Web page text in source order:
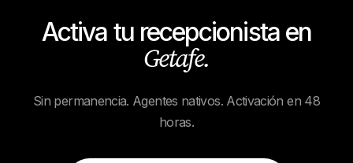
Activa tu recepcionista en
Getafe.
Sin permanencia. Agentes nativos. Activación en 48
horas.